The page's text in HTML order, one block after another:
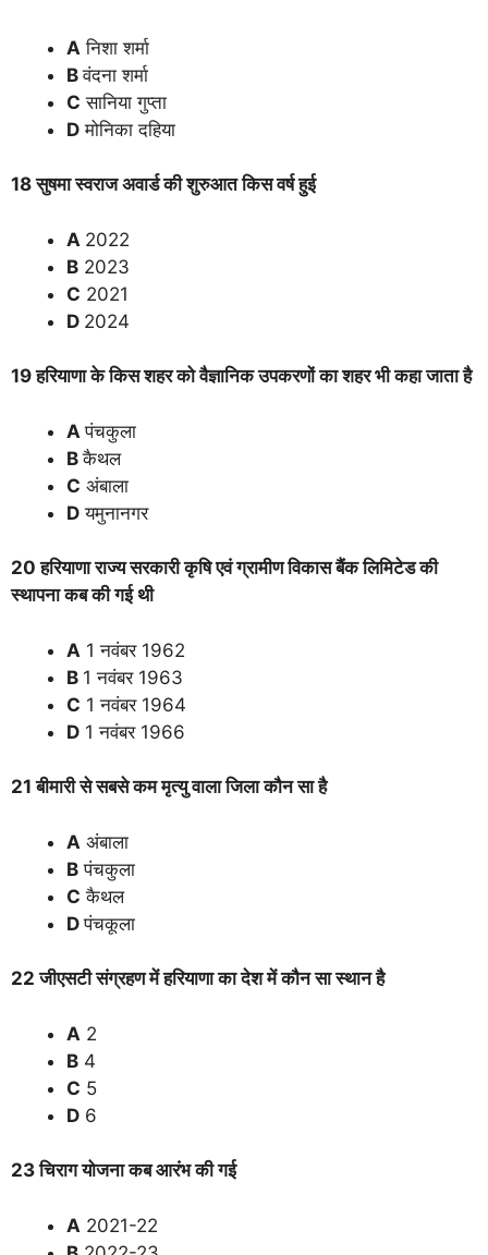
A निशा शर्मा
Bवंदना शर्मा
C सानिया गुप्ता
D मोनिका दहिया
18 सुषमा स्वराज अवार्ड की शुरुआत किस वर्ष हुई
A 2022
B 2023
C 2021
D 2024
19 हरियाणा के किस शहर को वैज्ञानिक उपकरणों का शहर भी कहा जाता है
Aपंचकुला
Bकैथल
C अंबाला
D यमुनानगर
20 हरियाणा राज्य सरकारी कृषि एवं ग्रामीण विकास बैंक लिमिटेड की
स्थापना कब की गई थी
A 1 नवंबर 1962
B 1 नवंबर 1963
C 1 नवंबर 1964
D 1 नवंबर 1966
21 बीमारी से सबसे कम मृत्यु वाला जिला कौन सा है
A अंबाला
B पंचकुला
C कैथल
Dपंचकूला
22 जीएसटी संग्रहण में हरियाणा का देश में कौन सा स्थान है
A 2
B 4
C 5
D 6
23 चिराग योजना कब आरंभ की गई
A 2021-22